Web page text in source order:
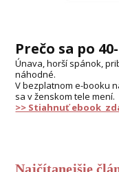
Prečo sa po
Únava, horší spánok,
náhodné.
V bezplatnom e-booku
sa v ženskom tele mení.
>> Stiahnuť ebook
Najčítanejšie